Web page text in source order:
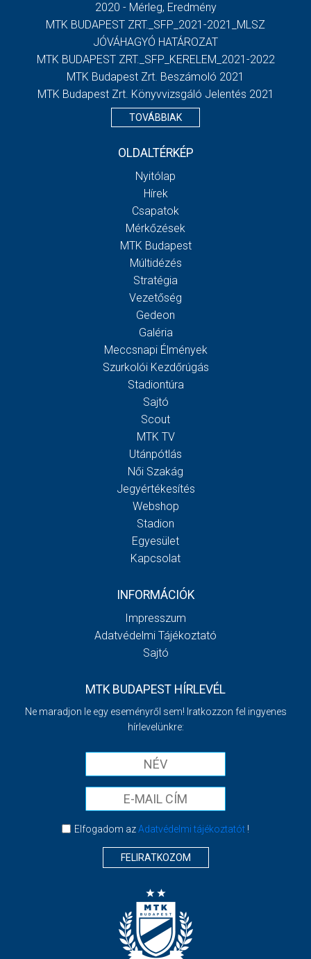
2020 - Mérleg, Eredmény
MTK BUDAPEST ZRT._SFP_2021-2021_MLSZ
JÓVÁHAGYÓ HATÁROZAT
MTK BUDAPEST ZRT._SFP_KERELEM_2021-2022
MTK Budapest Zrt. Beszámoló 2021
MTK Budapest Zrt. Könyvvizsgáló Jelentés 2021
TOVÁBBIAK
OLDALTÉRKÉP
Nyitólap
Hírek
Csapatok
Mérkőzések
MTK Budapest
Múltidézés
Stratégia
Vezetőség
Gedeon
Galéria
Meccsnapi Élmények
Szurkolói Kezdőrúgás
Stadiontúra
Sajtó
Scout
MTK TV
Utánpótlás
Női Szakág
Jegyértékesítés
Webshop
Stadion
Egyesület
Kapcsolat
INFORMÁCIÓK
Impresszum
Adatvédelmi Tájékoztató
Sajtó
MTK BUDAPEST HÍRLEVÉL
Ne maradjon le egy eseményről sem! Iratkozzon fel ingyenes
hírlevelünkre:
Elfogadom azAdatvédelmi tájékoztatót!
FELIRATKOZOM